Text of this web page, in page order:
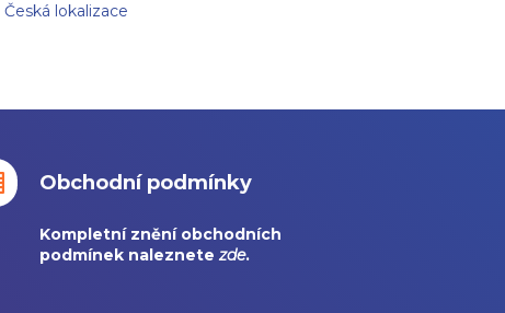
Česká lokalizace
Obchodní podmínky
Kompletní znění obchodních
podmínek naleznetezde.